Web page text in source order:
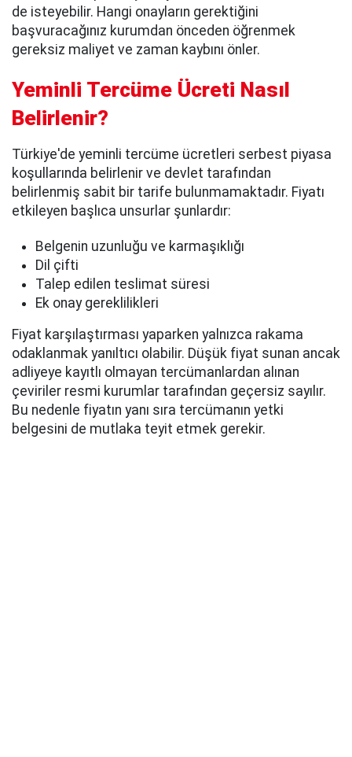
de isteyebilir. Hangi onayların gerektiğini
başvuracağınız kurumdan önceden öğrenmek
gereksiz maliyet ve zaman kaybını önler.
Yeminli Tercüme Ücreti Nasıl
Belirlenir?
Türkiye'de yeminli tercüme ücretleri serbest piyasa
koşullarında belirlenir ve devlet tarafından
belirlenmiş sabit bir tarife bulunmamaktadır. Fiyatı
etkileyen başlıca unsurlar şunlardır:
Belgenin uzunluğu ve karmaşıklığı
Dil çifti
Talep edilen teslimat süresi
Ek onay gereklilikleri
Fiyat karşılaştırması yaparken yalnızca rakama
odaklanmak yanıltıcı olabilir. Düşük fiyat sunan ancak
adliyeye kayıtlı olmayan tercümanlardan alınan
çeviriler resmi kurumlar tarafından geçersiz sayılır.
Bu nedenle fiyatın yanı sıra tercümanın yetki
belgesini de mutlaka teyit etmek gerekir.